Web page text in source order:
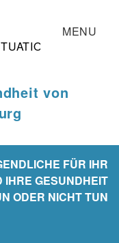
DER
von
MENU
TEAM
FÜR IHR
GESUNDHEIT
ODER NICHT TUN